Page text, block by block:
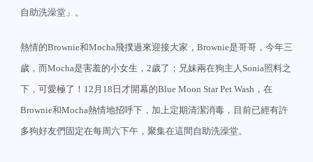
自助洗澡堂」。
熱情的Brownie和Mocha飛撲過來迎接大家， Brownie是哥哥，今年三
歲，而Mocha是害羞的小女生， 2歲了；兄妹兩在狗主人 Sonia照料之
下，可愛極了！ 12 月 18 日才開幕的Blue Moon Star Pet Wash ，在
Brownie和Mocha熱情地招呼下，加上定期清潔消毒，目前已經有許
多狗好友們固定在每周六下午，聚集在這間自助洗澡堂。